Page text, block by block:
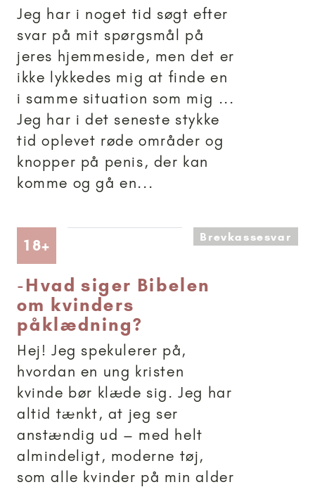
Jeg har i noget tid søgt efter
svar på mit spørgsmål på
jeres hjemmeside, men det er
ikke lykkedes mig at finde en
i samme situation som mig ...
Jeg har i det seneste stykke
tid oplevet røde områder og
knopper på penis, der kan
komme og gå en...
18+ Artikler anbefalet til 18+Brevkassesvar
-Hvad siger Bibelen
om kvinders
påklædning?
Hej! Jeg spekulerer på,
hvordan en ung kristen
kvinde bør klæde sig. Jeg har
altid tænkt, at jeg ser
anstændig ud – med helt
almindeligt, moderne tøj,
som alle kvinder på min alder